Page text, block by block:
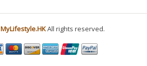
MyLifestyle.HKAll rights reserved.